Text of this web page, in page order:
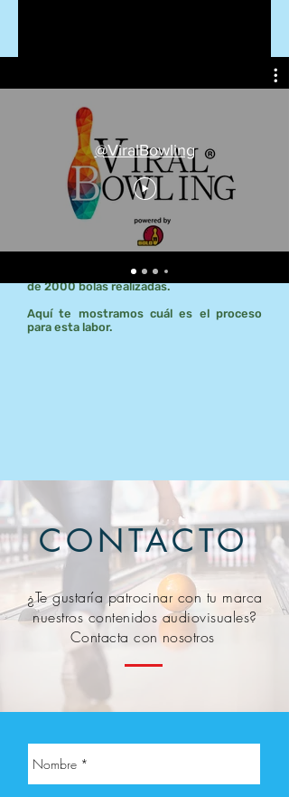
@ViralBowling
Taladrar adecuadamente una bola es uno
de los principales factores tras comprar
tu equipo de bowling, es fundamental
que el taladrado lo realice un experto y
con los materiales adecuados para ello.
Bolo11 lleva ya 15 años taladrando y cerca
de 2000 bolas realizadas.
Aquí te mostramos cuál es el proceso
para esta labor.
CONTACTO
¿Te gustaría patrocinar con tu marca
nuestros contenidos audiovisuales?
Contacta con nosotros